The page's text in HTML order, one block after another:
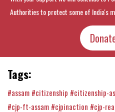
Authorities to protect some of India's
Tags:
#assam #citizenship #citizenship-
#cjp-ft-assam #cjpinaction #cjp-